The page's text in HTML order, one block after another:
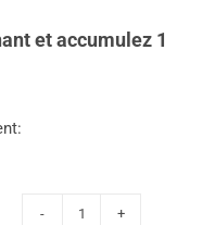
et accumulez 1